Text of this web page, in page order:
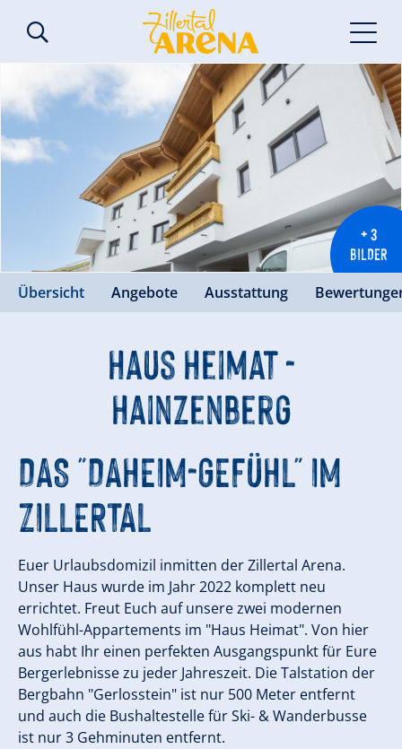
+ 3
BILDER
Übersicht Angebote Ausstattung
Haus Heimat -
Hainzenberg
DAS "DAHEIM-GEFÜHL" IM
ZILLERTAL
Euer Urlaubsdomizil inmitten der Zillertal Arena.
Unser Haus wurde im Jahr 2022 komplett neu
errichtet. Freut Euch auf unsere zwei modernen
Wohlfühl-Appartements im "Haus Heimat". Von hier
aus habt Ihr einen perfekten Ausgangspunkt für Eure
Bergerlebnisse zu jeder Jahreszeit. Die Talstation der
Bergbahn "Gerlosstein" ist nur 500 Meter entfernt
und auch die Bushaltestelle für Ski- & Wanderbusse
ist nur 3 Gehminuten entfernt.